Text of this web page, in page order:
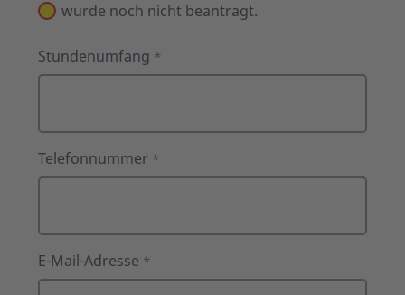
wurde noch nicht beantragt.
Stundenumfang *
Telefonnummer *
E-Mail-Adresse *